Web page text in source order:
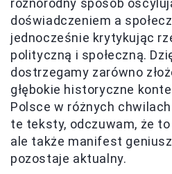
doświadczeniem a
jednocześnie krytykując
polityczną i społeczną.
dostrzegamy zarówno
głębokie historyczne
Polsce w różnych
te teksty, odczuwam, że
ale także manifest
pozostaje aktualny.